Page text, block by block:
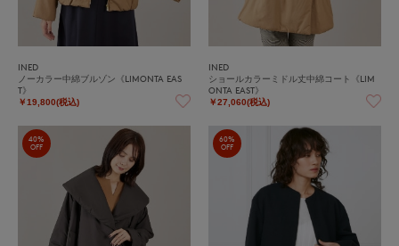
INED
ノーカラー中綿ブルゾン《LIMONTA EAS
T》
￥19,800(税込)
INED
ショールカラーミドル丈中綿コート《LIM
ONTA EAST》
￥27,060(税込)
40%
OFF
60%
OFF